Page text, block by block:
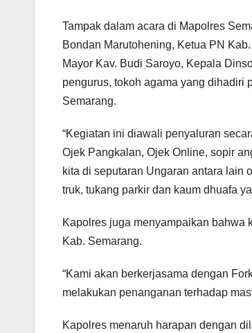
Tampak dalam acara di Mapolres
Bondan Marutohening, Ketua PN
Mayor Kav. Budi Saroyo, Kepala
pengurus, tokoh agama yang dihadiri
Semarang.
“Kegiatan ini diawali penyaluran
Ojek Pangkalan, Ojek Online, sopir
kita di seputaran Ungaran antara lain
truk, tukang parkir dan kaum dhuafa
Kapolres juga menyampaikan bahwa
Kab. Semarang.
“Kami akan berkerjasama dengan
melakukan penanganan terhadap
Kapolres menaruh harapan dengan